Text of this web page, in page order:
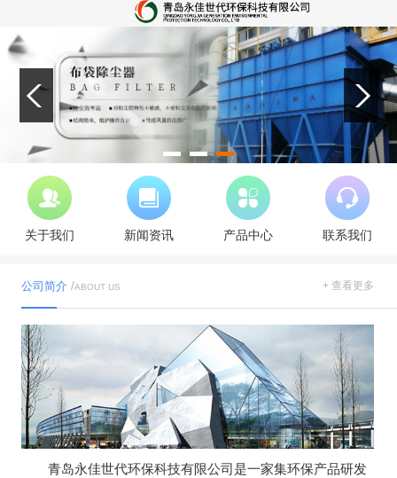
关于我们 新闻资讯 产品中心 联系我们
公司简介 /ABOUT US + 查看更多
青岛永佳世代环保科技有限公司是一家集环保产品研发